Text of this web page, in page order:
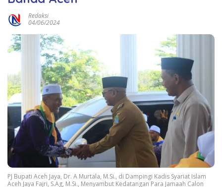
Redaksi
04/06/2024
PJ Bupati Aceh Jaya, Dr. A Murtala, M.Si., di Dampingi Kadis Syariat Islam
Aceh Jaya Fajri, S.Ag, M.Si., Menyambut Kedatangan Para Jamaah Calon